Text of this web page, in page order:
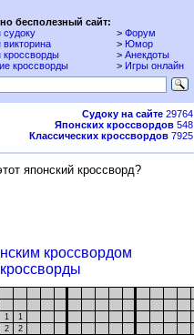
бесполезный сайт:
> Форум
> Юмор
> Анекдоты
> Игры онлайн
кроссворды
кроссворды
Судоку на сайте 29764
Японских кроссвордов 548
Классических кроссвордов 7925
японский кроссворд?
кроссвордом
1
1
2
2